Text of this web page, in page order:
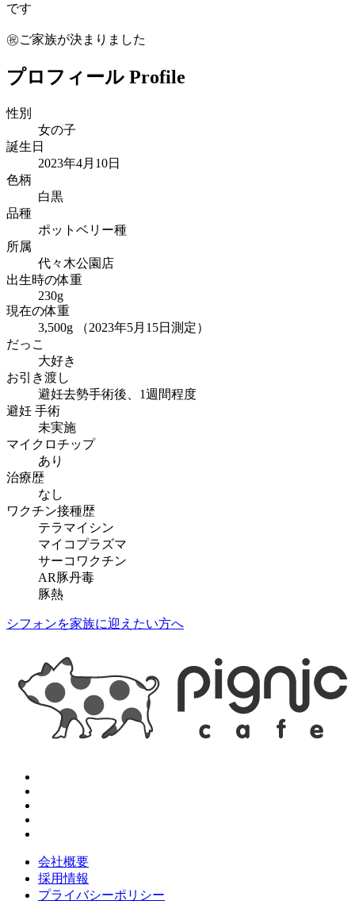
です
㊗️ご家族が決まりました
プロフィール Profile
性別
女の子
誕生日
2023年4月10日
色柄
白黒
品種
ポットベリー種
所属
代々木公園店
出生時の体重
230g
現在の体重
3,500g （2023年5月15日測定）
だっこ
大好き
お引き渡し
避妊去勢手術後、1週間程度
避妊 手術
未実施
マイクロチップ
あり
治療歴
なし
ワクチン接種歴
テラマイシン
マイコプラズマ
サーコワクチン
AR豚丹毒
豚熱
シフォンを家族に迎えたい方へ
会社概要
採用情報
プライバシーポリシー